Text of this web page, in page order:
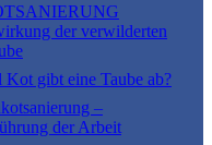
der verwilderten
Kot gibt eine Taube ab?
–
der Arbeit